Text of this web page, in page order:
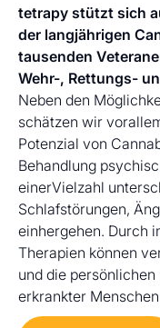
tetrapy stützt sich
der langjährigen
tausenden
Wehr-, Rettungs-
Neben den
schätzen wir
Potenzial von
Behandlung
einerVielzahl
Schlafstörungen,
einhergehen. Durch
Therapien können
und die
erkrankter